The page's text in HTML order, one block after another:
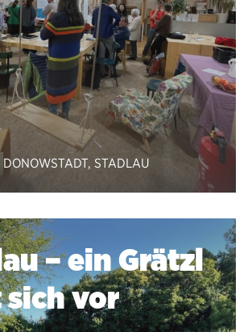
DONOWSTADT, STADLAU
– ein Grätzl
vor